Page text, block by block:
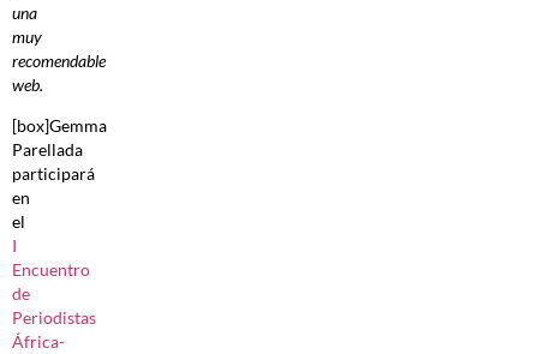
una
muy
recomendable
web.
[box]Gemma
Parellada
participará
en
el
I
Encuentro
de
Periodistas
África-